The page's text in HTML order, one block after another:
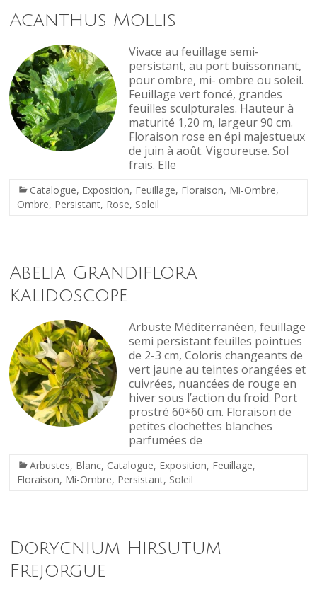
Acanthus Mollis
Vivace au feuillage semi-
persistant, au port buissonnant,
pour ombre, mi- ombre ou soleil.
Feuillage vert foncé, grandes
feuilles sculpturales. Hauteur à
maturité 1,20 m, largeur 90 cm.
Floraison rose en épi majestueux
de juin à août. Vigoureuse. Sol
frais. Elle
Catalogue, Exposition, Feuillage, Floraison, Mi-Ombre,
Ombre, Persistant, Rose, Soleil
Abelia Grandiflora
Kalidoscope
Arbuste Méditerranéen, feuillage
semi persistant feuilles pointues
de 2-3 cm, Coloris changeants de
vert jaune au teintes orangées et
cuivrées, nuancées de rouge en
hiver sous l’action du froid. Port
prostré 60*60 cm. Floraison de
petites clochettes blanches
parfumées de
Arbustes, Blanc, Catalogue, Exposition, Feuillage,
Floraison, Mi-Ombre, Persistant, Soleil
Dorycnium Hirsutum
Frejorgue